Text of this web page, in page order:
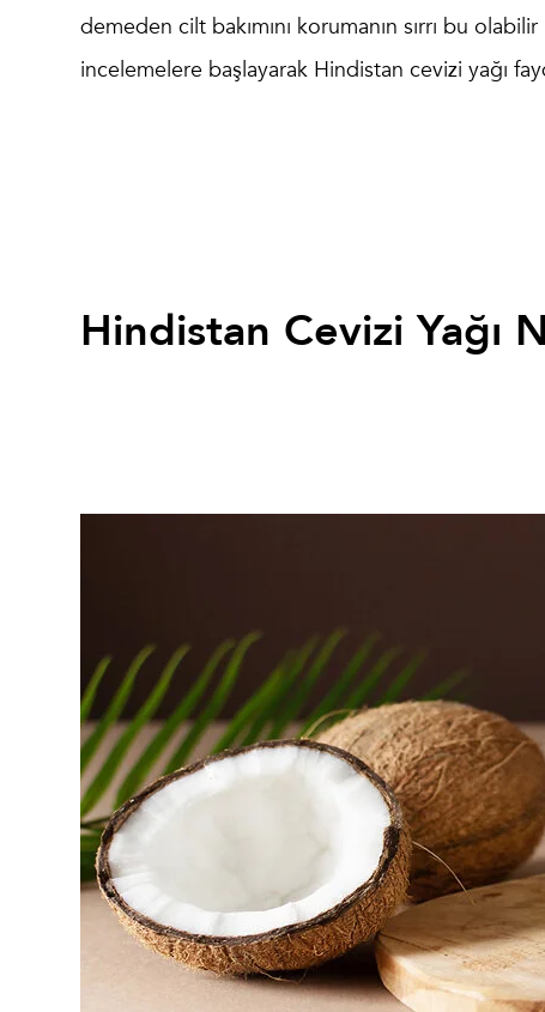
demeden cilt bakımını korumanın sırrı bu
incelemelere başlayarak Hindistan cevizi yağı
Hindistan Cevizi Yağı